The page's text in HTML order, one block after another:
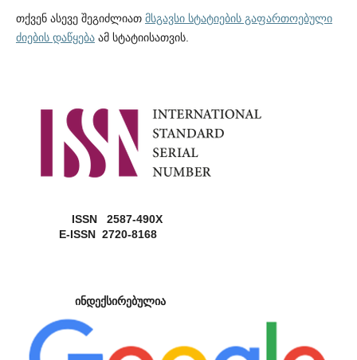
თქვენ ასევე შეგიძლიათ მსგავსი სტატიების გაფართოებული
ძიების დაწყებაამ სტატიისათვის.
ISSN 2587-490X
E-ISSN 2720-8168
ინდექსირებულია